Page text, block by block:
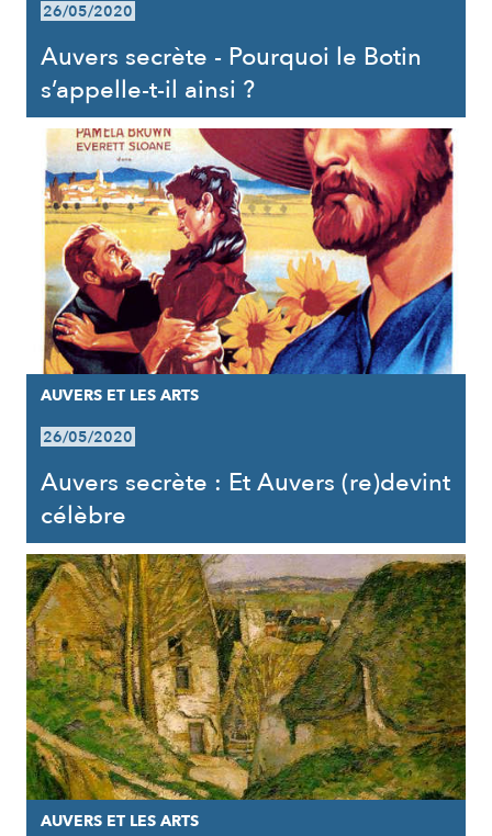
26/05/2020
Auvers secrète - Pourquoi le Botin
s’appelle-t-il ainsi ?
AUVERS ET LES ARTS
26/05/2020
Auvers secrète : Et Auvers (re)devint
célèbre
AUVERS ET LES ARTS